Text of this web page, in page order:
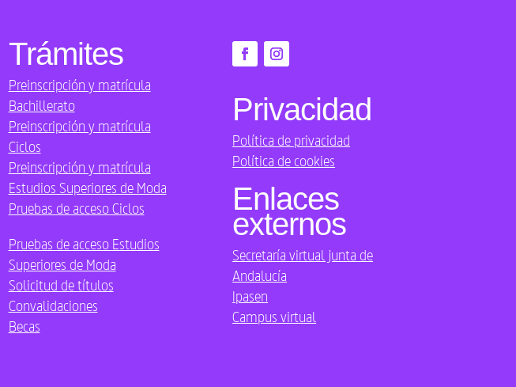
Trámites
Preinscripción y matrícula
Bachillerato
Preinscripción y matrícula
Ciclos
Preinscripción y matrícula
Estudios Superiores de Moda
Pruebas de acceso Ciclos
Pruebas de acceso Estudios
Superiores de Moda
Solicitud de títulos
Convalidaciones
Becas
Privacidad
Política de privacidad
Política de cookies
Enlaces
externos
Secretaría virtual junta de
Andalucía
Ipasen
Campus virtual